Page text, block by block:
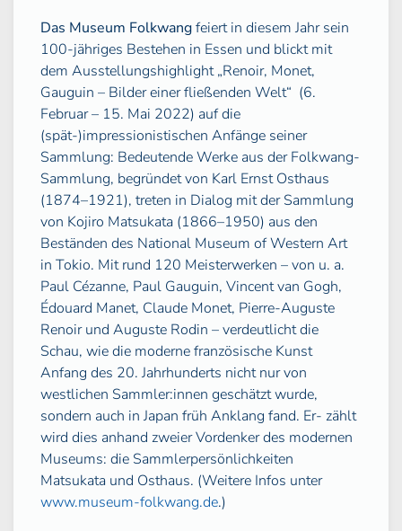
Das Museum Folkwangfeiert in diesem Jahr sein
100-jähriges Bestehen in Essen und blickt mit
dem Ausstellungshighlight „Renoir, Monet,
Gauguin – Bilder einer fließenden Welt“ (6.
Februar – 15. Mai 2022) auf die
(spät-)impressionistischen Anfänge seiner
Sammlung: Bedeutende Werke aus der Folkwang-
Sammlung, begründet von Karl Ernst Osthaus
(1874–1921), treten in Dialog mit der Sammlung
von Kojiro Matsukata (1866–1950) aus den
Beständen des National Museum of Western Art
in Tokio. Mit rund 120 Meisterwerken – von u. a.
Paul Cézanne, Paul Gauguin, Vincent van Gogh,
Édouard Manet, Claude Monet, Pierre-Auguste
Renoir und Auguste Rodin – verdeutlicht die
Schau, wie die moderne französische Kunst
Anfang des 20. Jahrhunderts nicht nur von
westlichen Sammler:innen geschätzt wurde,
sondern auch in Japan früh Anklang fand. Er- zählt
wird dies anhand zweier Vordenker des modernen
Museums: die Sammlerpersönlichkeiten
Matsukata und Osthaus. (Weitere Infos unter
www.museum-folkwang.de.)